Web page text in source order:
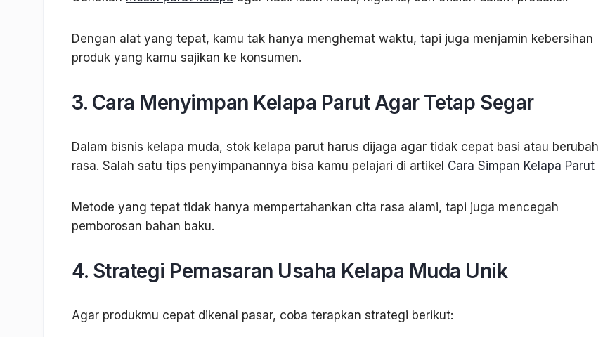
Dengan alat yang tepat, kamu tak hanya menghemat waktu, tapi juga menjamin kebersihan
produk yang kamu sajikan ke konsumen.
3. Cara Menyimpan Kelapa Parut Agar Tetap Segar
Dalam bisnis kelapa muda, stok kelapa parut harus dijaga agar tidak cepat basi atau berubah
rasa. Salah satu tips penyimpanannya bisa kamu pelajari di artikel Cara Simpan Kelapa Parut
Metode yang tepat tidak hanya mempertahankan cita rasa alami, tapi juga mencegah
pemborosan bahan baku.
4. Strategi Pemasaran Usaha Kelapa Muda Unik
Agar produkmu cepat dikenal pasar, coba terapkan strategi berikut: